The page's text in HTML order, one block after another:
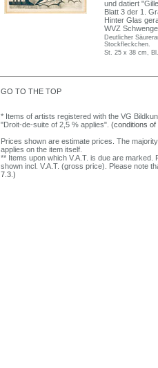
und datiert
Blatt 3 der 1.
Hinter Glas
WVZ
Deutlicher
Stockfleckchen.
St. 25 x 38 cm,
GO TO THE TOP
* Items of artists registered with the VG
"Droit-de-suite of 2,5 % applies". (conditions of
Prices shown are estimate prices. The
applies on the item itself.
** Items upon which V.A.T. is due are
shown incl. V.A.T. (gross price). Please note
7.3.)